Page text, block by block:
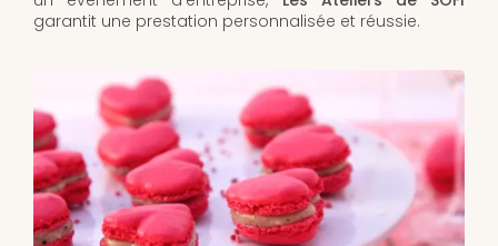
garantit une prestation personnalisée et réussie.